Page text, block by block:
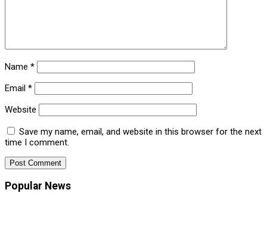
Name *
Email *
Website
Save my name, email, and website in this browser for the next
time I comment.
Popular News